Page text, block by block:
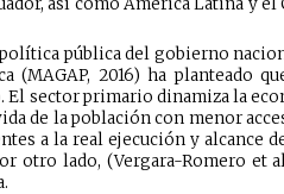
pública del gobierno
(MAGAP, 2016) ha planteado
sector primario dinamiza la
de la población con menor
a la real ejecución y alcance
otro lado, (Vergara-Romero et